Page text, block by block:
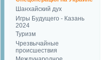
Шанхайский дух
Игры Будущего - Казань
2024
Туризм
Чрезвычайные
происшествия